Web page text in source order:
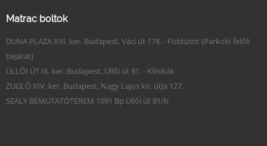
Matrac boltok
DUNA PLAZA XIII. ker. Budapest, Váci út 178. - Földszint (Parkoló felőli
bejárat)
ÜLLŐI ÚT IX. ker. Budapest, Üllői út 81. - Klinikák
ZUGLÓ XIV. ker. Budapest, Nagy Lajos kir. útja 127.
SEALY BEMUTATÓTEREM 1091 Bp.Üllői út 81/b